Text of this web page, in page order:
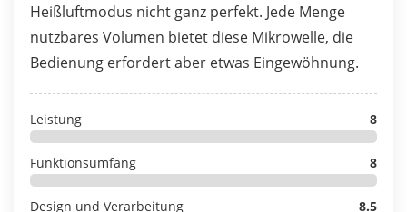
Heißluftmodus nicht ganz perfekt. Jede Menge
nutzbares Volumen bietet diese Mikrowelle, die
Bedienung erfordert aber etwas Eingewöhnung.
Leistung 8
Funktionsumfang 8
Design und Verarbeitung 8.5